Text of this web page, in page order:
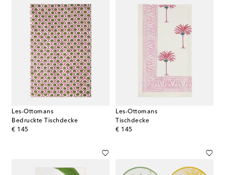
Les-Ottomans
Bedruckte Tischdecke
€ 145
original price
Les-Ottomans
Tischdecke
€ 145
original price